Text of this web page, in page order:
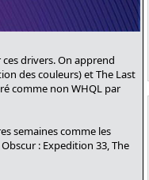
drivers. On apprend
des couleurs) et The Last
comme non WHQL par
semaines comme les
: Expedition 33, The